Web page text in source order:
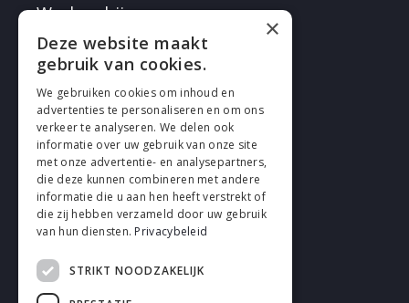
Werken bij
VOLG EN
Cookies
×
Deze website maakt
gebruik van cookies.
We gebruiken cookies om inhoud en
advertenties te personaliseren en om ons
verkeer te analyseren. We delen ook
informatie over uw gebruik van onze site
met onze advertentie- en analysepartners,
die deze kunnen combineren met andere
informatie die u aan hen heeft verstrekt of
die zij hebben verzameld door uw gebruik
van hun diensten. Privacybeleid
STRIKT NOODZAKELIJK